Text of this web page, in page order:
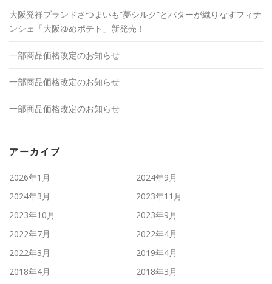
大阪発祥ブランドさつまいも”夢シルク”とバターが織りなすフィナ
ンシェ「大阪ゆめポテト」新発売！
一部商品価格改定のお知らせ
一部商品価格改定のお知らせ
一部商品価格改定のお知らせ
アーカイブ
2026年1月
2024年9月
2024年3月
2023年11月
2023年10月
2023年9月
2022年7月
2022年4月
2022年3月
2019年4月
2018年4月
2018年3月